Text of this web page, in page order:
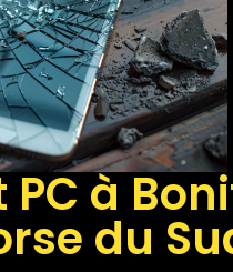
à
du